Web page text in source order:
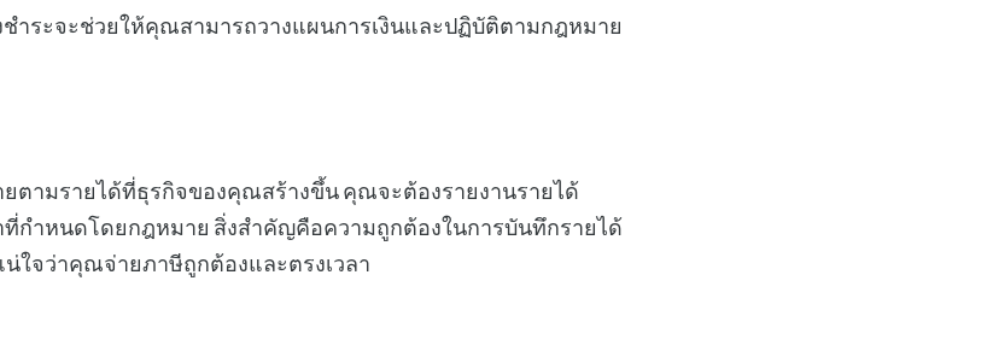
ชำระจะช่วยให้คุณสามารถวางแผนการเงินและปฏิบัติตามกฎหมาย
ตามรายได้ที่ธุรกิจของคุณสร้างขึ้น คุณจะต้องรายงานรายได้
กำหนดโดยกฎหมาย สิ่งสำคัญคือความถูกต้องในการบันทึกรายได้
ใจว่าคุณจ่ายภาษีถูกต้องและตรงเวลา